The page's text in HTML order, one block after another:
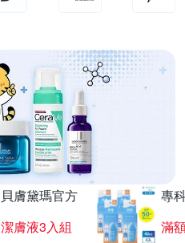
貝膚黛瑪官方
潔膚液3入組
專
滿